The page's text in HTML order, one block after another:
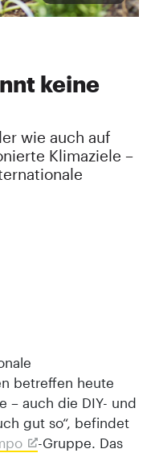
keine
wie auch auf
Klimaziele –
betreffen heute
– auch die DIY- und
gut so“, befindet
-Gruppe. Das